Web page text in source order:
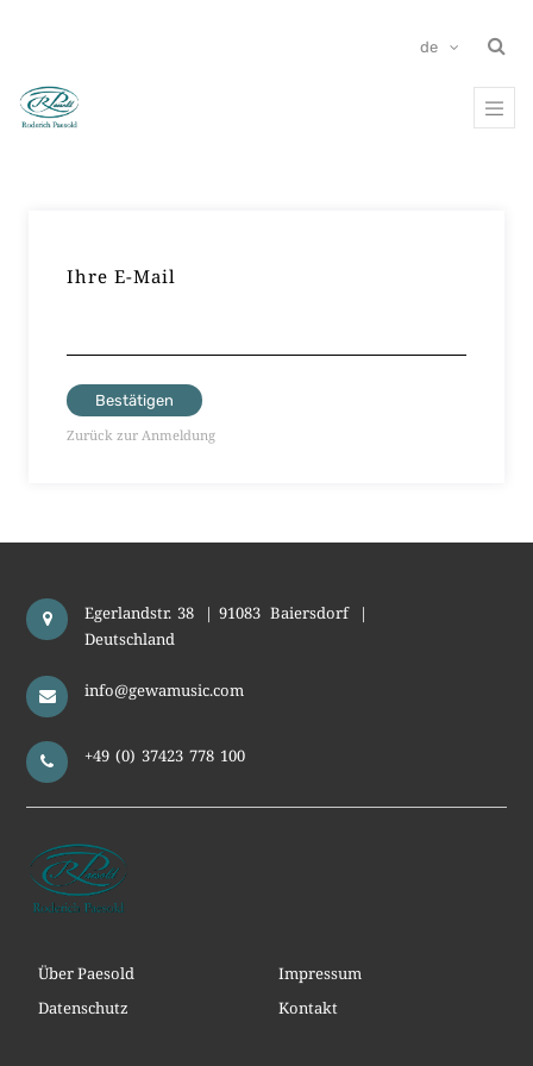
de
Ihre E-Mail
Bestätigen
Zurück zur Anmeldung
Egerlandstr. 38 | 91083 Baiersdorf
|
Deutschland
info@gewamusic.com
+49 (0) 37423 778 100
Über Paesold
Impressum
Datenschutz
Kontakt